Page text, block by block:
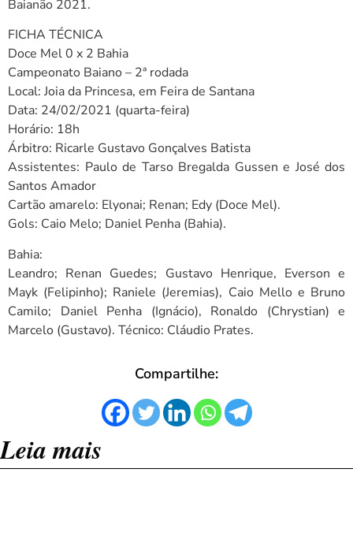
Baianão 2021.
FICHA TÉCNICA
Doce Mel 0 x 2 Bahia
Campeonato Baiano – 2ª rodada
Local: Joia da Princesa, em Feira de Santana
Data: 24/02/2021 (quarta-feira)
Horário: 18h
Árbitro: Ricarle Gustavo Gonçalves Batista
Assistentes: Paulo de Tarso Bregalda Gussen e José dos
Santos Amador
Cartão amarelo: Elyonai; Renan; Edy (Doce Mel).
Gols: Caio Melo; Daniel Penha (Bahia).
Bahia:
Leandro; Renan Guedes; Gustavo Henrique, Everson e
Mayk (Felipinho); Raniele (Jeremias), Caio Mello e Bruno
Camilo; Daniel Penha (Ignácio), Ronaldo (Chrystian) e
Marcelo (Gustavo). Técnico: Cláudio Prates.
Compartilhe:
Leia mais